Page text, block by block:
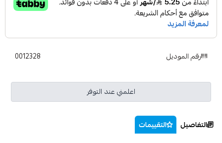
رقم الموديل 0012328
اعلمني عند التوفر
التفاصيل التقييمات